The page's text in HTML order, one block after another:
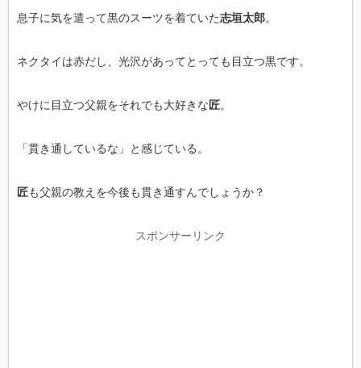
息子に気を遣って黒のスーツを着ていた志垣太郎。
ネクタイは赤だし、光沢があってとっても目立つ黒です。
やけに目立つ父親をそれでも大好きな匠。
「貫き通しているな」と感じている。
匠も父親の教えを今後も貫き通すんでしょうか？
スポンサーリンク